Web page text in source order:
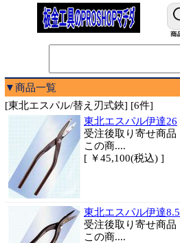
▼商品一覧
[東北エスパル/替え刃式鋏] [6件]
東北エスパル伊達26
受注後取り寄せ商品
この商....
[ ￥45,100(税込) ]
東北エスパル伊達8.5
受注後取り寄せ商品
この商....